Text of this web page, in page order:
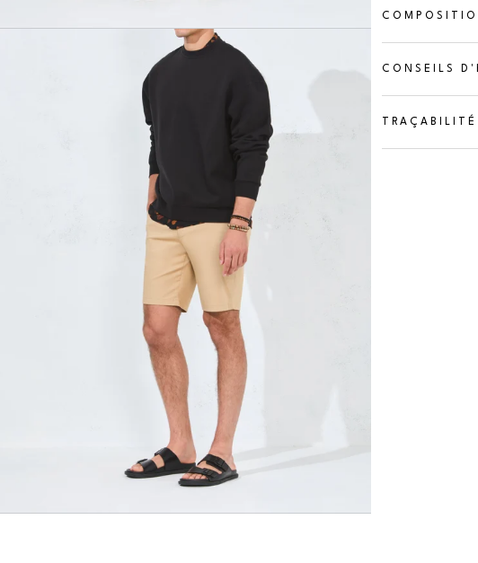
CONSEILS
TRAÇABILITÉ